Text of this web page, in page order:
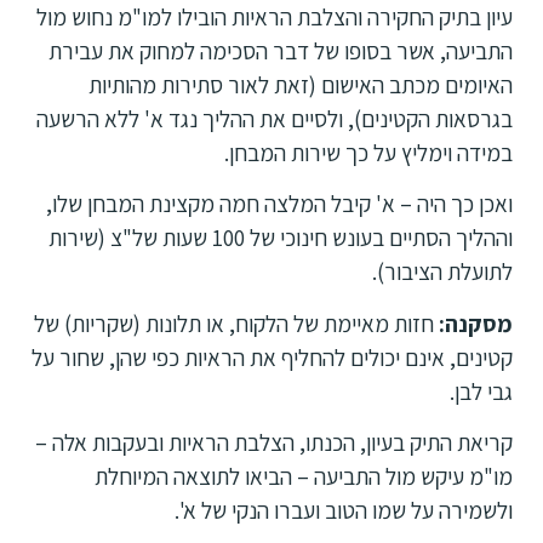
עיון בתיק החקירה והצלבת הראיות הובילו למו"מ נחוש מול
התביעה, אשר בסופו של דבר הסכימה למחוק את עבירת
האיומים מכתב האישום (זאת לאור סתירות מהותיות
בגרסאות הקטינים), ולסיים את ההליך נגד א' ללא הרשעה
במידה וימליץ על כך שירות המבחן.
ואכן כך היה – א' קיבל המלצה חמה מקצינת המבחן שלו,
וההליך הסתיים בעונש חינוכי של 100 שעות של"צ (שירות
לתועלת הציבור).
מסקנה:חזות מאיימת של הלקוח, או תלונות (שקריות) של
קטינים, אינם יכולים להחליף את הראיות כפי שהן, שחור על
גבי לבן.
קריאת התיק בעיון, הכנתו, הצלבת הראיות ובעקבות אלה –
מו"מ עיקש מול התביעה – הביאו לתוצאה המיוחלת
ולשמירה על שמו הטוב ועברו הנקי של א'.